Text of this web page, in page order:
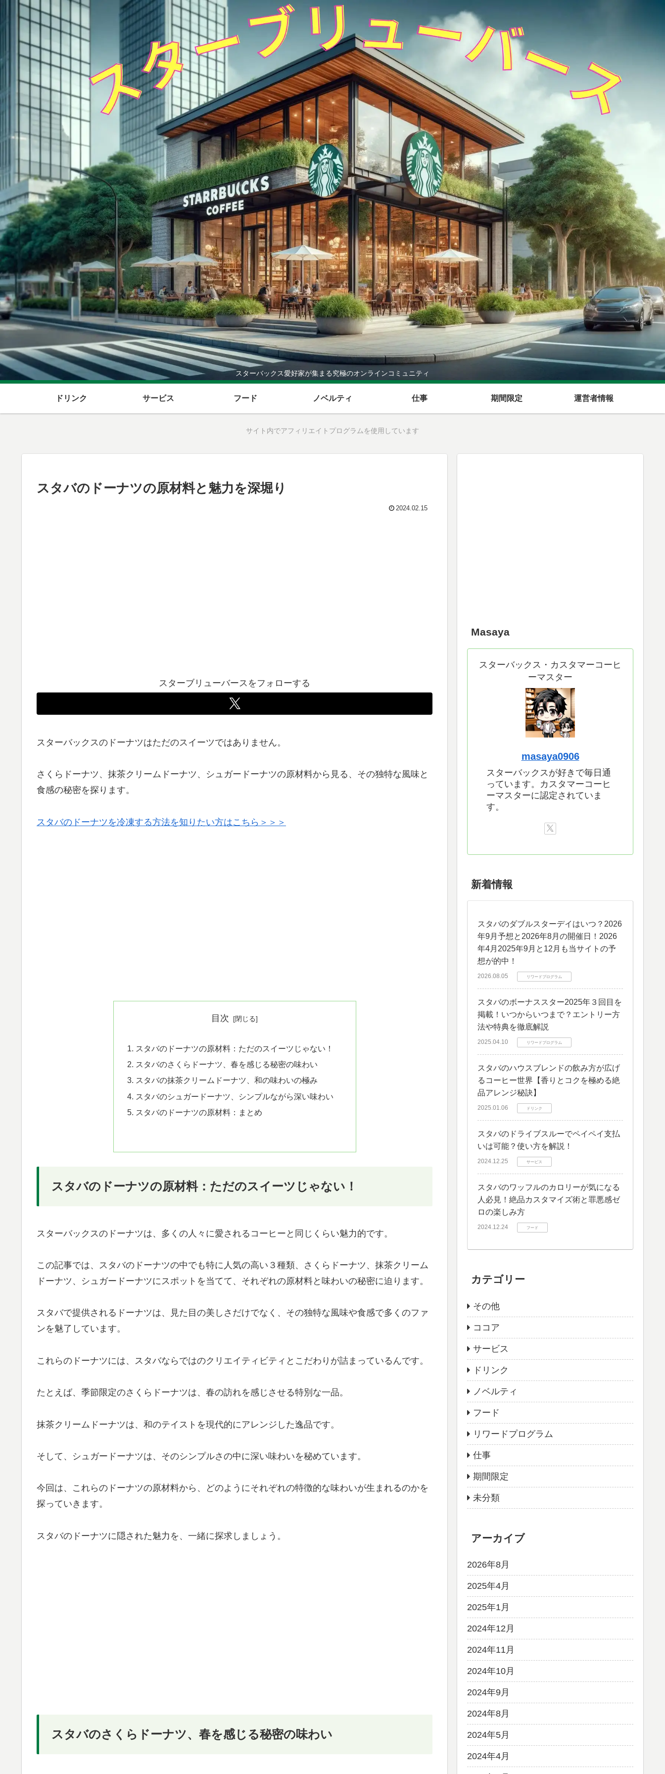
スターバックス愛好家が集まる究極のオンラインコミュニティ
ドリンク サービス フード ノベルティ 仕事 期間限定 運営者情報
サイト内でアフィリエイトプログラムを使用しています
スタバのドーナツの原材料と魅力を深堀り
2024.02.15
スターブリューバースをフォローする
スターバックスのドーナツはただのスイーツではありません。
さくらドーナツ、抹茶クリームドーナツ、シュガードーナツの原材料から見る、その独特な風味と
食感の秘密を探ります。
スタバのドーナツを冷凍する方法を知りたい方はこちら＞＞＞
目次
スタバのドーナツの原材料：ただのスイーツじゃない！
スタバのさくらドーナツ、春を感じる秘密の味わい
スタバの抹茶クリームドーナツ、和の味わいの極み
スタバのシュガードーナツ、シンプルながら深い味わい
スタバのドーナツの原材料：まとめ
スタバのドーナツの原材料：ただのスイーツじゃない！
スターバックスのドーナツは、多くの人々に愛されるコーヒーと同じくらい魅力的です。
この記事では、スタバのドーナツの中でも特に人気の高い３種類、さくらドーナツ、抹茶クリーム
ドーナツ、シュガードーナツにスポットを当てて、それぞれの原材料と味わいの秘密に迫ります。
スタバで提供されるドーナツは、見た目の美しさだけでなく、その独特な風味や食感で多くのファ
ンを魅了しています。
これらのドーナツには、スタバならではのクリエイティビティとこだわりが詰まっているんです。
たとえば、季節限定のさくらドーナツは、春の訪れを感じさせる特別な一品。
抹茶クリームドーナツは、和のテイストを現代的にアレンジした逸品です。
そして、シュガードーナツは、そのシンプルさの中に深い味わいを秘めています。
今回は、これらのドーナツの原材料から、どのようにそれぞれの特徴的な味わいが生まれるのかを
探っていきます。
スタバのドーナツに隠された魅力を、一緒に探求しましょう。
スタバのさくらドーナツ、春を感じる秘密の味わい
Masaya
スターバックス・カスタマーコーヒ
ーマスター
masaya0906
スターバックスが好きで毎日通
っています。カスタマーコーヒ
ーマスターに認定されていま
す。
新着情報
スタバのダブルスターデイはいつ？2026
年9月予想と2026年8月の開催日！2026
年4月2025年9月と12月も当サイトの予
想が的中！
2026.08.05 リワードプログラム
スタバのボーナススター2025年３回目を
掲載！いつからいつまで？エントリー方
法や特典を徹底解説
2025.04.10 リワードプログラム
スタバのハウスブレンドの飲み方が広げ
るコーヒー世界【香りとコクを極める絶
品アレンジ秘訣】
2025.01.06 ドリンク
スタバのドライブスルーでペイペイ支払
いは可能？使い方を解説！
2024.12.25 サービス
スタバのワッフルのカロリーが気になる
人必見！絶品カスタマイズ術と罪悪感ゼ
ロの楽しみ方
2024.12.24 フード
カテゴリー
その他
ココア
サービス
ドリンク
ノベルティ
フード
リワードプログラム
仕事
期間限定
未分類
アーカイブ
2026年8月
2025年4月
2025年1月
2024年12月
2024年11月
2024年10月
2024年9月
2024年8月
2024年5月
2024年4月